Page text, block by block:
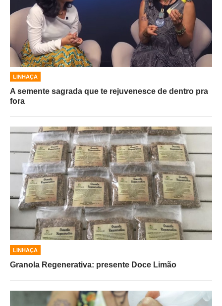
LINHAÇA
A semente sagrada que te rejuvenesce de dentro pra
fora
LINHAÇA
Granola Regenerativa: presente Doce Limão